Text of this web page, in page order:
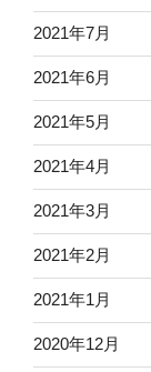
2021年7月
2021年6月
2021年5月
2021年4月
2021年3月
2021年2月
2021年1月
2020年12月